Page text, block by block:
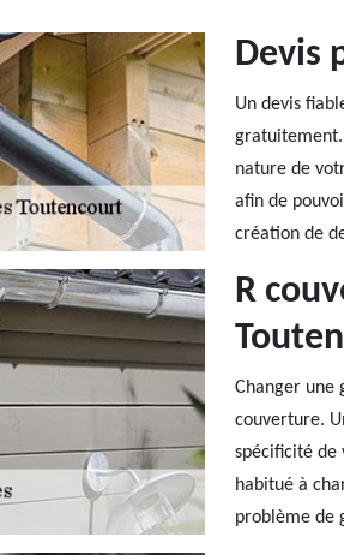
Devis
Un devis
gratuitement.
nature de
afin de
création de
R
Changer une
couverture.
spécificité de
habitué à
problème de